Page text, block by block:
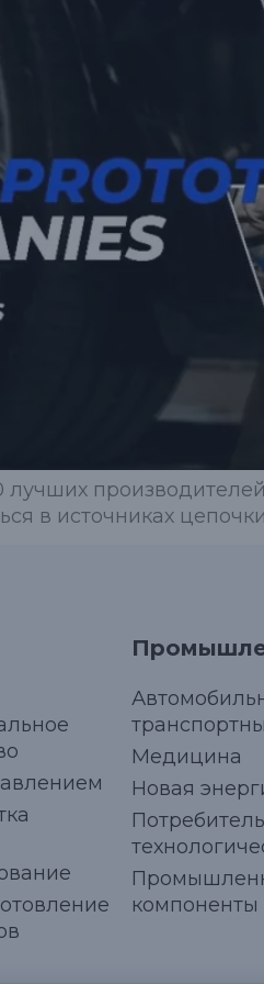
лучших
в источниках
Медицина
Новая
компоненты